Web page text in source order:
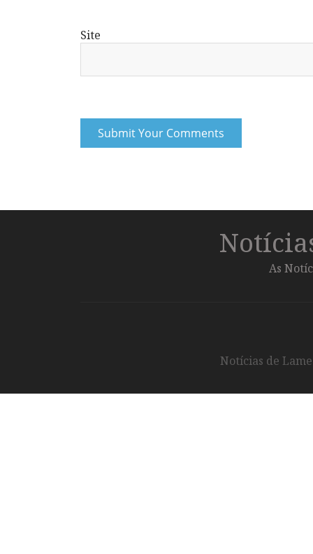
Site
As
Notícias de